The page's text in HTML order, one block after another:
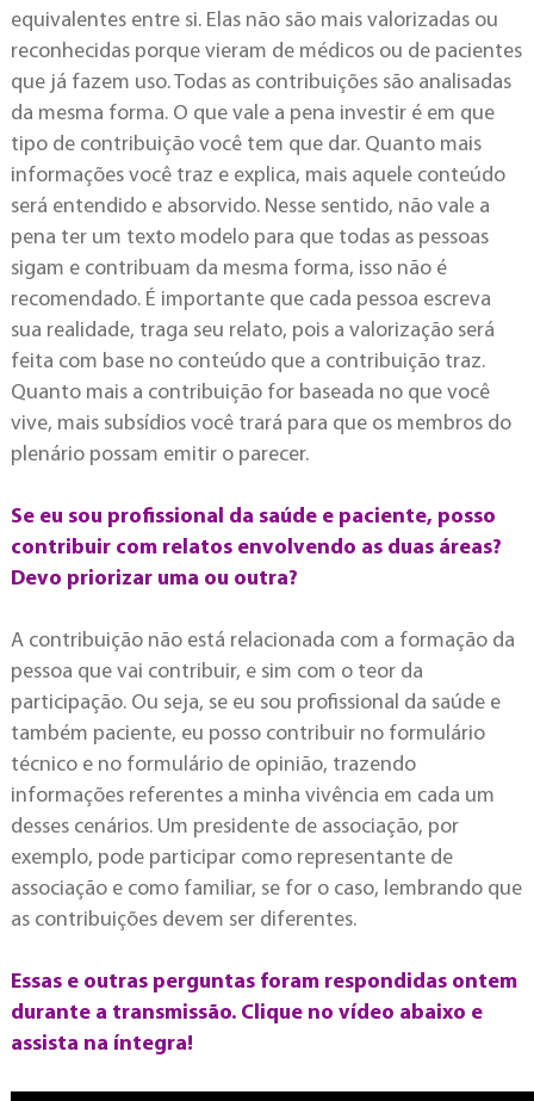
equivalentes entre si. Elas não são mais valorizadas ou
reconhecidas porque vieram de médicos ou de pacientes
que já fazem uso. Todas as contribuições são analisadas
da mesma forma. O que vale a pena investir é em que
tipo de contribuição você tem que dar. Quanto mais
informações você traz e explica, mais aquele conteúdo
será entendido e absorvido. Nesse sentido, não vale a
pena ter um texto modelo para que todas as pessoas
sigam e contribuam da mesma forma, isso não é
recomendado. É importante que cada pessoa escreva
sua realidade, traga seu relato, pois a valorização será
feita com base no conteúdo que a contribuição traz.
Quanto mais a contribuição for baseada no que você
vive, mais subsídios você trará para que os membros do
plenário possam emitir o parecer.
Se eu sou profissional da saúde e paciente, posso
contribuir com relatos envolvendo as duas áreas?
Devo priorizar uma ou outra?
A contribuição não está relacionada com a formação da
pessoa que vai contribuir, e sim com o teor da
participação. Ou seja, se eu sou profissional da saúde e
também paciente, eu posso contribuir no formulário
técnico e no formulário de opinião, trazendo
informações referentes a minha vivência em cada um
desses cenários. Um presidente de associação, por
exemplo, pode participar como representante de
associação e como familiar, se for o caso, lembrando que
as contribuições devem ser diferentes.
Essas e outras perguntas foram respondidas ontem
durante a transmissão. Clique no vídeo abaixo e
assista na íntegra!